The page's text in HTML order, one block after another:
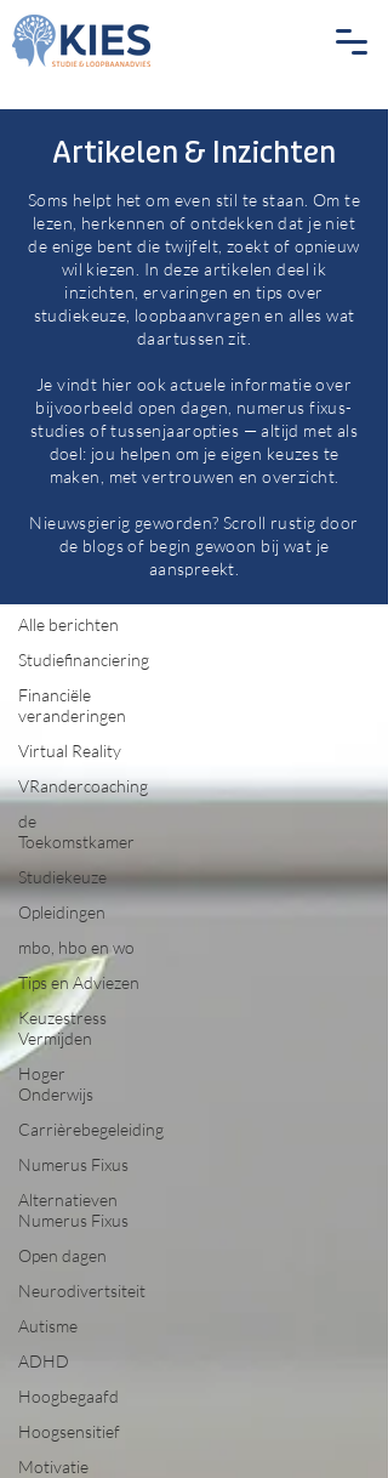
Blog
Alle berichten
Studiefinanciering
Financiële
veranderingen
Virtual Reality
VRandercoaching
de
Toekomstkamer
Studiekeuze
Opleidingen
mbo, hbo en wo
Tips en Adviezen
Keuzestress
Vermijden
Hoger
Onderwijs
Carrièrebegeleiding
Numerus Fixus
Alternatieven
Numerus Fixus
Open dagen
Neurodivertsiteit
Autisme
ADHD
Hoogbegaafd
Hoogsensitief
Motivatie
Artikelen & Inzichten
Soms helpt het om even stil te staan. Om te
lezen, herkennen of ontdekken dat je niet
de enige bent die twijfelt, zoekt of opnieuw
wil kiezen. In deze artikelen deel ik
inzichten, ervaringen en tips over
studiekeuze, loopbaanvragen en alles wat
daartussen zit.
Je vindt hier ook actuele informatie over
bijvoorbeeld open dagen, numerus fixus-
studies of tussenjaaropties — altijd met als
doel: jou helpen om je eigen keuzes te
maken, met vertrouwen en overzicht.
Nieuwsgierig geworden? Scroll rustig door
de blogs of begin gewoon bij wat je
aanspreekt.